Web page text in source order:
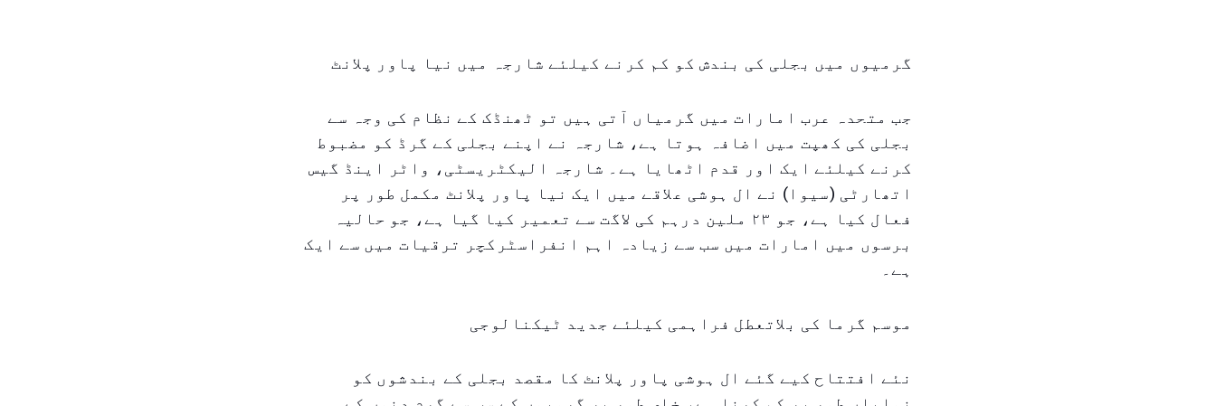
گرمیوں میں بجلی کی بندش کو کم کرنے کیلئے شارجہ میں نیا پاور پلانٹ
جب متحدہ عرب امارات میں گرمیاں آتی ہیں تو ٹھنڈک کے نظام کی وجہ سے
بجلی کی کھپت میں اضافہ ہوتا ہے، شارجہ نے اپنے بجلی کے گرڈ کو مضبوط
کرنے کیلئے ایک اور قدم اٹھایا ہے۔ شارجہ الیکٹریسٹی، واٹر اینڈ گیس
اتھارٹی (سیوا) نے ال ہوشی علاقے میں ایک نیا پاور پلانٹ مکمل طور پر
فعال کیا ہے، جو ۲۳ ملین درہم کی لاگت سے تعمیر کیا گیا ہے، جو حالیہ
برسوں میں امارات میں سب سے زیادہ اہم انفراسٹرکچر ترقیات میں سے ایک
ہے۔
موسم گرما کی بلاتعطل فراہمی کیلئے جدید ٹیکنالوجی
نئے افتتاح کیے گئے ال ہوشی پاور پلانٹ کا مقصد بجلی کے بندشوں کو